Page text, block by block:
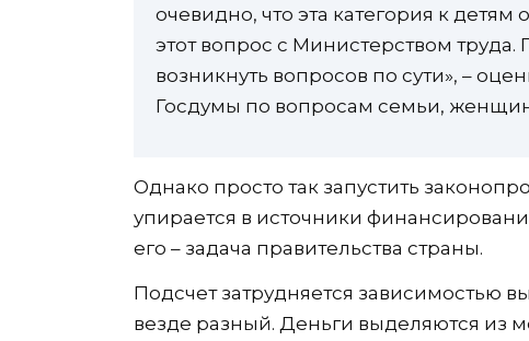
очевидно, что эта категория к
этот вопрос с Министерством
возникнуть вопросов по сути», –
Госдумы по вопросам семьи, женщин
Однако просто так запустить
упирается в источники
его – задача правительства страны.
Подсчет затрудняется зависимостью
везде разный. Деньги выделяются из